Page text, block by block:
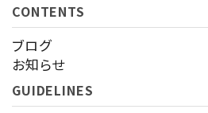
CONTENTS
ブログ
お知らせ
GUIDELINES